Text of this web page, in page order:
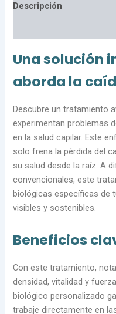
Descripción
Una solución
aborda la
Descubre un tratamiento
experimentan problemas
en la salud capilar. Este
solo frena la pérdida del
su salud desde la raíz. A
convencionales, este
biológicas específicas de
visibles y sostenibles.
Beneficios
Con este tratamiento,
densidad, vitalidad y
biológico personalizado
trabaje directamente en